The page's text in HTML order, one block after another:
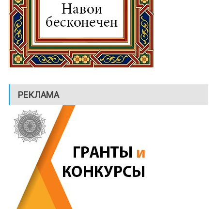
РЕКЛАМА